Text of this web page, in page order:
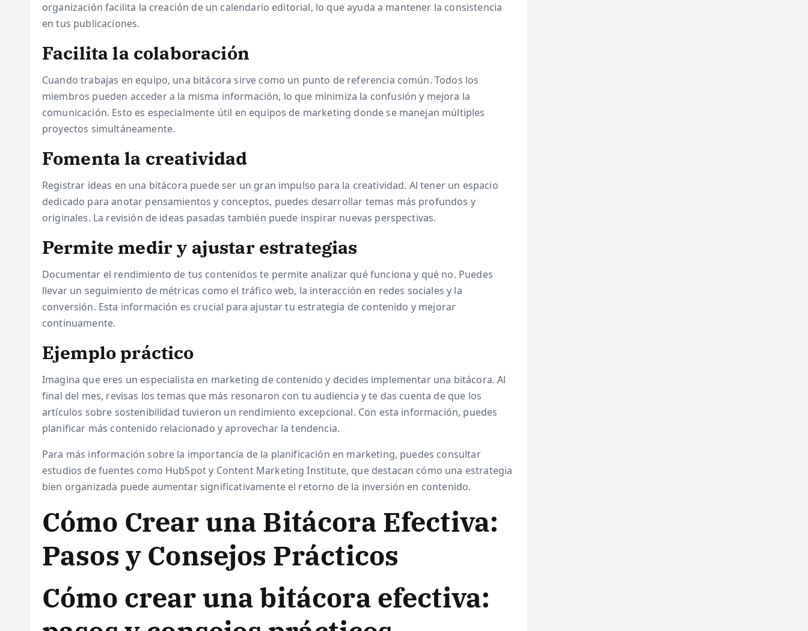
organización facilita la creación de un calendario editorial, lo que ayuda a mantener la consistencia
en tus publicaciones.
Facilita la colaboración
Cuando trabajas en equipo, una bitácora sirve como un punto de referencia común. Todos los
miembros pueden acceder a la misma información, lo que minimiza la confusión y mejora la
comunicación. Esto es especialmente útil en equipos de marketing donde se manejan múltiples
proyectos simultáneamente.
Fomenta la creatividad
Registrar ideas en una bitácora puede ser un gran impulso para la creatividad. Al tener un espacio
dedicado para anotar pensamientos y conceptos, puedes desarrollar temas más profundos y
originales. La revisión de ideas pasadas también puede inspirar nuevas perspectivas.
Permite medir y ajustar estrategias
Documentar el rendimiento de tus contenidos te permite analizar qué funciona y qué no. Puedes
llevar un seguimiento de métricas como el tráfico web, la interacción en redes sociales y la
conversión. Esta información es crucial para ajustar tu estrategia de contenido y mejorar
continuamente.
Ejemplo práctico
Imagina que eres un especialista en marketing de contenido y decides implementar una bitácora. Al
final del mes, revisas los temas que más resonaron con tu audiencia y te das cuenta de que los
artículos sobre sostenibilidad tuvieron un rendimiento excepcional. Con esta información, puedes
planificar más contenido relacionado y aprovechar la tendencia.
Para más información sobre la importancia de la planificación en marketing, puedes consultar
estudios de fuentes como HubSpot y Content Marketing Institute, que destacan cómo una estrategia
bien organizada puede aumentar significativamente el retorno de la inversión en contenido.
Cómo Crear una Bitácora Efectiva:
Pasos y Consejos Prácticos
Cómo crear una bitácora efectiva: